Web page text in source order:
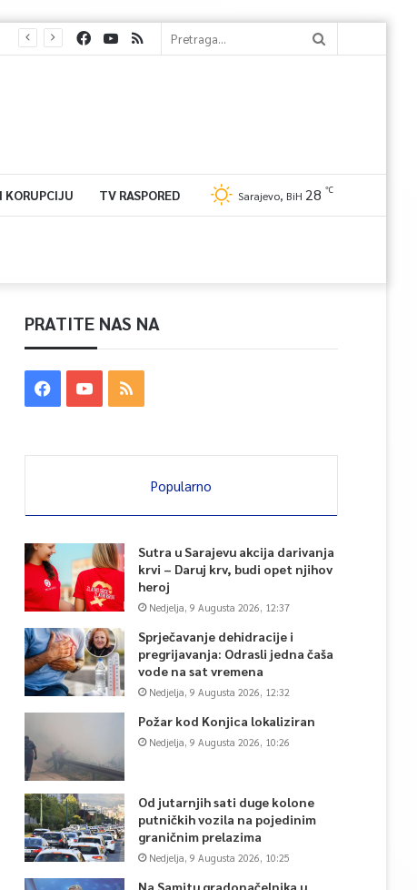
KORUPCIJU TV RASPORED Sarajevo, BiH 28 ℃
PRATITE NAS NA
Popularno
Sutra u Sarajevu akcija darivanja
krvi – Daruj krv, budi opet njihov
heroj
Nedjelja, 9 Augusta 2026, 12:37
Sprječavanje dehidracije i
pregrijavanja: Odrasli jedna čaša
vode na sat vremena
Nedjelja, 9 Augusta 2026, 12:32
Požar kod Konjica lokaliziran
Nedjelja, 9 Augusta 2026, 10:26
Od jutarnjih sati duge kolone
putničkih vozila na pojedinim
graničnim prelazima
Nedjelja, 9 Augusta 2026, 10:25
Na Samitu gradonačelnika u